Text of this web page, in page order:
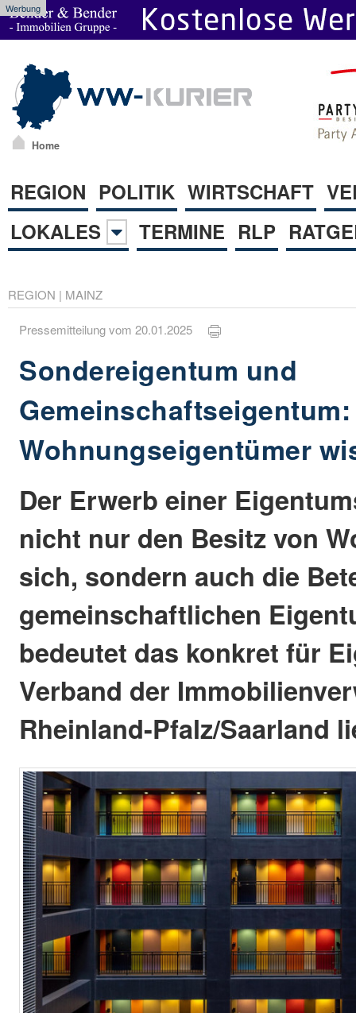
Werbung
Home
REGION POLITIK WIRTSCHAFT
LOKALES
TERMINE RLP
REGION | MAINZ
Pressemitteilung vom 20.01.2025
Sondereigentum und
Gemeinschaftseigentum:
Wohnungseigentümer
Der Erwerb einer
nicht nur den Besitz von
sich, sondern auch die
gemeinschaftlichen
bedeutet das konkret für
Verband der
Rheinland-Pfalz/Saarland